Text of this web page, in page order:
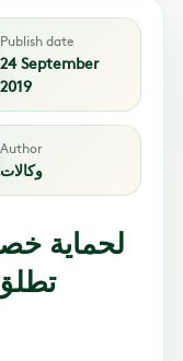
Publish date
24 September
2019
Author
وكالات
لحماية